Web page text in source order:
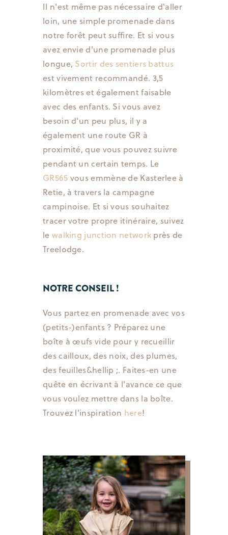
Il n'est même pas nécessaire d'aller
loin, une simple promenade dans
notre forêt peut suffire. Et si vous
avez envie d'une promenade plus
longue, Sortir des sentiers battus
est vivement recommandé. 3,5
kilomètres et également faisable
avec des enfants. Si vous avez
besoin d'un peu plus, il y a
également une route GR à
proximité, que vous pouvez suivre
pendant un certain temps. Le
GR565 vous emmène de Kasterlee à
Retie, à travers la campagne
campinoise. Et si vous souhaitez
tracer votre propre itinéraire, suivez
le walking junction network près de
Treelodge.
NOTRE CONSEIL !
Vous partez en promenade avec vos
(petits-)enfants ? Préparez une
boîte à œufs vide pour y recueillir
des cailloux, des noix, des plumes,
des feuilles&hellip ;. Faites-en une
quête en écrivant à l'avance ce que
vous voulez mettre dans la boîte.
Trouvez l'inspiration here!